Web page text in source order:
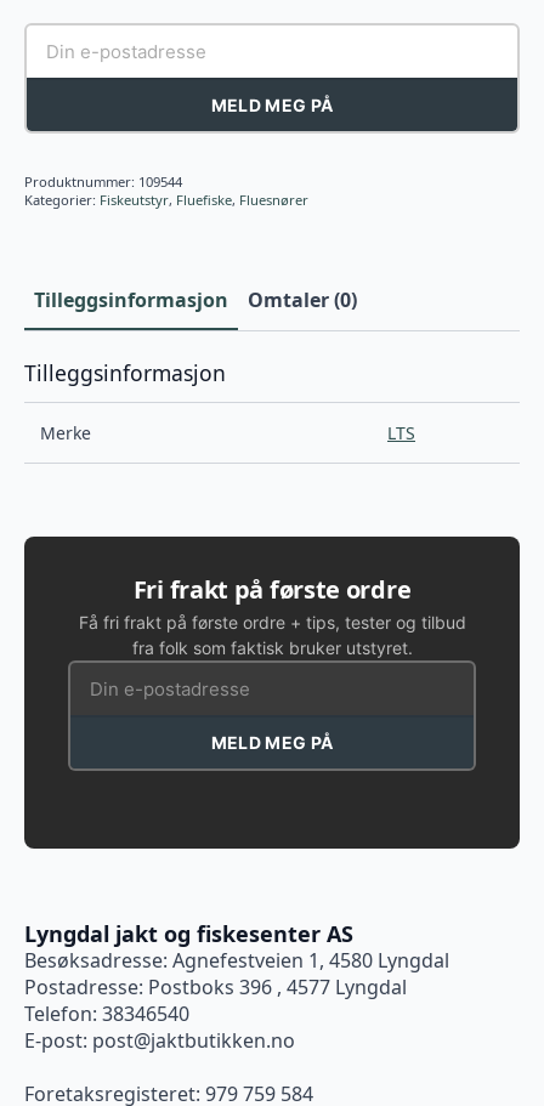
MELD MEG PÅ
Produktnummer: 109544
Kategorier: Fiskeutstyr, Fluefiske, Fluesnører
Tilleggsinformasjon Omtaler (0)
Tilleggsinformasjon
Merke LTS
Fri frakt på første ordre
Få fri frakt på første ordre + tips, tester og tilbud
fra folk som faktisk bruker utstyret.
MELD MEG PÅ
Lyngdal jakt og fiskesenter AS
Besøksadresse: Agnefestveien 1, 4580 Lyngdal
Postadresse: Postboks 396 , 4577 Lyngdal
Telefon: 38346540
E-post: post@jaktbutikken.no
Foretaksregisteret: 979 759 584